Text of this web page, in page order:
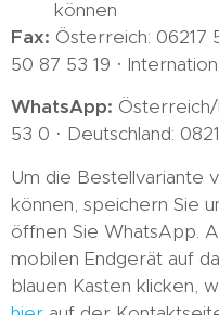
können
Fax: Österreich: 06217
50 87 53 19 ·
WhatsApp: Österreich/
53 0 · Deutschland:
Um die Bestellvariante
können, speichern Sie
öffnen Sie WhatsApp.
mobilen Endgerät auf
blauen Kasten klicken,